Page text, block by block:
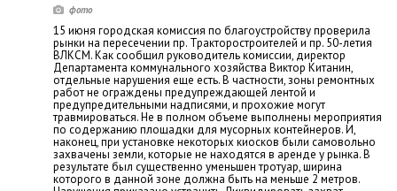
15 июня городская комиссия по благоустройству проверила
рынки на пересечении пр. Тракторостроителей и пр. 50-летия
ВЛКСМ. Как сообщил руководитель комиссии, директор
Департамента коммунального хозяйства Виктор Китанин,
отдельные нарушения еще есть. В частности, зоны ремонтных
работ не ограждены предупреждающей лентой и
предупредительными надписями, и прохожие могут
травмироваться. Не в полном объеме выполнены мероприятия
по содержанию площадки для мусорных контейнеров. И,
наконец, при установке некоторых киосков были самовольно
захвачены земли, которые не находятся в аренде у рынка. В
результате был существенно уменьшен тротуар, ширина
которого в данной зоне должна быть на меньше 2 метров.